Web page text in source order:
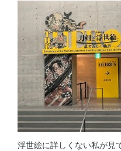
浮世絵に詳しくない私が見